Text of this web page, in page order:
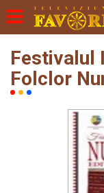
Festivalul
Folclor